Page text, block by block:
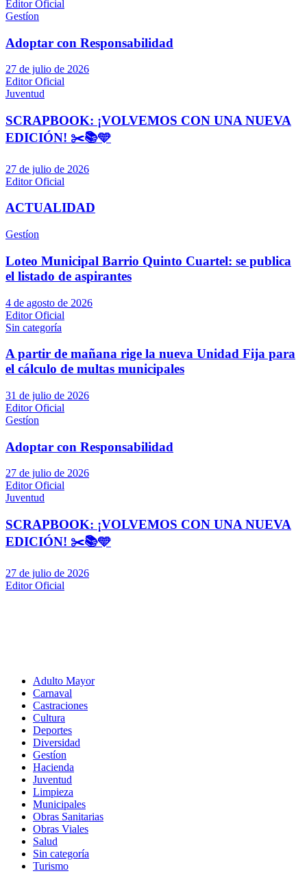
Editor Oficial
Gestíon
Adoptar con Responsabilidad
27 de julio de 2026
Editor Oficial
Juventud
SCRAPBOOK: ¡VOLVEMOS CON UNA NUEVA
EDICIÓN! ✂️📚🩵
27 de julio de 2026
Editor Oficial
ACTUALIDAD
Gestíon
Loteo Municipal Barrio Quinto Cuartel: se publica
el listado de aspirantes
4 de agosto de 2026
Editor Oficial
Sin categoría
A partir de mañana rige la nueva Unidad Fija para
el cálculo de multas municipales
31 de julio de 2026
Editor Oficial
Gestíon
Adoptar con Responsabilidad
27 de julio de 2026
Editor Oficial
Juventud
SCRAPBOOK: ¡VOLVEMOS CON UNA NUEVA
EDICIÓN! ✂️📚🩵
27 de julio de 2026
Editor Oficial
Adulto Mayor
Carnaval
Castraciones
Cultura
Deportes
Diversidad
Gestíon
Hacienda
Juventud
Limpieza
Municipales
Obras Sanitarias
Obras Viales
Salud
Sin categoría
Turismo